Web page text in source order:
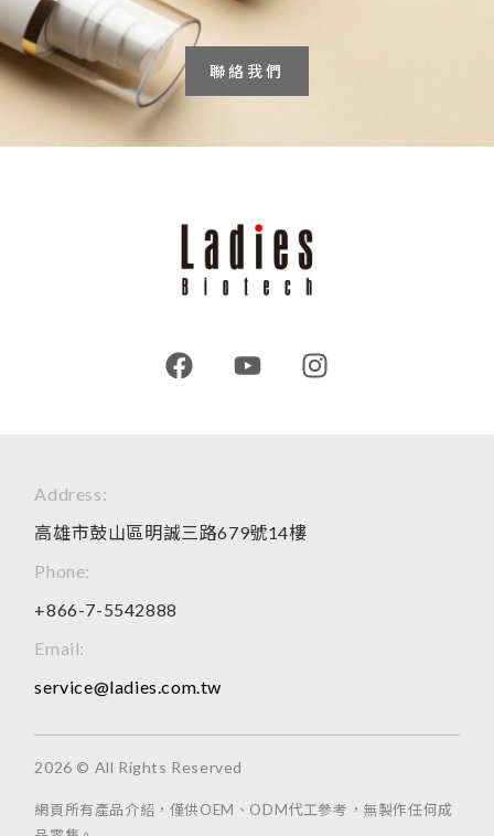
聯絡我們
Address:
高雄市鼓山區明誠三路679號14樓
Phone:
+866-7-5542888
Email:
service@ladies.com.tw
2026 © All Rights Reserved
網頁所有產品介紹，僅供OEM、ODM代工參考，無製作任何成